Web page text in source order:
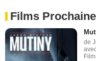
Films
de